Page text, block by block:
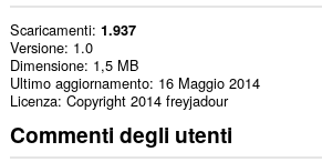
Scaricamenti 1.937
Versione 1.0
Dimensione 1,5 MB
Ultimo aggiornamento 16 Maggio 2014
Licenza Copyright 2014 freyjadour
Commenti degli utenti